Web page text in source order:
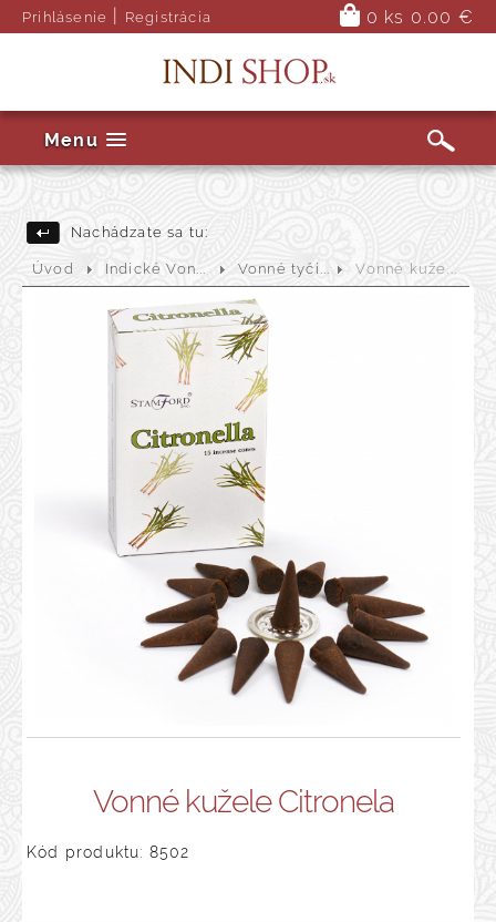
Prihlásenie Registrácia 0 ks 0.00 €
Menu
Nachádzate sa tu:
Úvod Indické Von... Vonné tyči... Vonné kuže...
Vonné kužele Citronela
Kód produktu: 8502